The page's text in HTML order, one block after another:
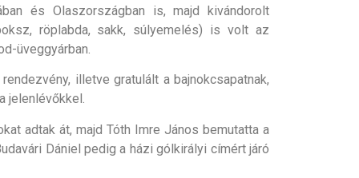
és Olaszországban is, majd kivándorolt
röplabda, sakk, súlyemelés) is volt az
üveggyárban.
illetve gratulált a bajnokcsapatnak,
jelenlévőkkel.
adtak át, majd Tóth Imre János bemutatta a
Dániel pedig a házi gólkirályi címért járó